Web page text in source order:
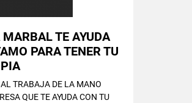
TE AYUDA
PARA TENER TU
TRABAJA DE LA MANO
QUE TE AYUDA CON TU